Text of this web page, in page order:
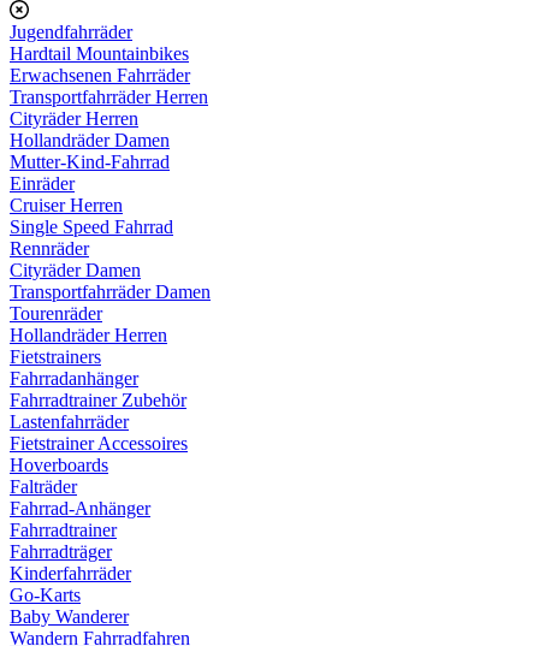
Jugendfahrräder
Hardtail Mountainbikes
Erwachsenen Fahrräder
Transportfahrräder Herren
Cityräder Herren
Hollandräder Damen
Mutter-Kind-Fahrrad
Einräder
Cruiser Herren
Single Speed Fahrrad
Rennräder
Cityräder Damen
Transportfahrräder Damen
Tourenräder
Hollandräder Herren
Fietstrainers
Fahrradanhänger
Fahrradtrainer Zubehör
Lastenfahrräder
Fietstrainer Accessoires
Hoverboards
Falträder
Fahrrad-Anhänger
Fahrradtrainer
Fahrradträger
Kinderfahrräder
Go-Karts
Baby Wanderer
Wandern Fahrradfahren